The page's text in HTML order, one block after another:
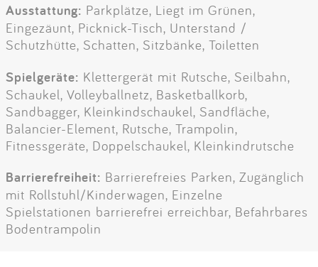
Ausstattung: Parkplätze, Liegt im Grünen,
Eingezäunt, Picknick-Tisch, Unterstand /
Schutzhütte, Schatten, Sitzbänke, Toiletten
Spielgeräte: Klettergerät mit Rutsche, Seilbahn,
Schaukel, Volleyballnetz, Basketballkorb,
Sandbagger, Kleinkindschaukel, Sandfläche,
Balancier-Element, Rutsche, Trampolin,
Fitnessgeräte, Doppelschaukel, Kleinkindrutsche
Barrierefreiheit: Barrierefreies Parken, Zugänglich
mit Rollstuhl/Kinderwagen, Einzelne
Spielstationen barrierefrei erreichbar, Befahrbares
Bodentrampolin